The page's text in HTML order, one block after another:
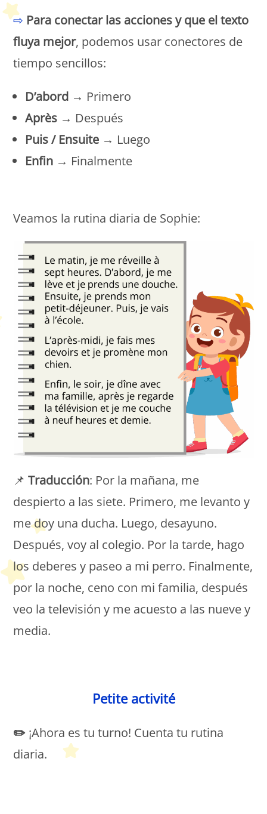
⇨ Para conectar las acciones y que el texto
fluya mejor, podemos usar conectores de
tiempo sencillos:
D’abord → Primero
Après → Después
Puis / Ensuite → Luego
Enfin → Finalmente
Veamos la rutina diaria de Sophie:
📌Traducción: Por la mañana, me
despierto a las siete. Primero, me levanto y
me doy una ducha. Luego, desayuno.
Después, voy al colegio. Por la tarde, hago
los deberes y paseo a mi perro. Finalmente,
por la noche, ceno con mi familia, después
veo la televisión y me acuesto a las nueve y
media.
Petite activité
✏️ ¡Ahora es tu turno! Cuenta tu rutina
diaria.